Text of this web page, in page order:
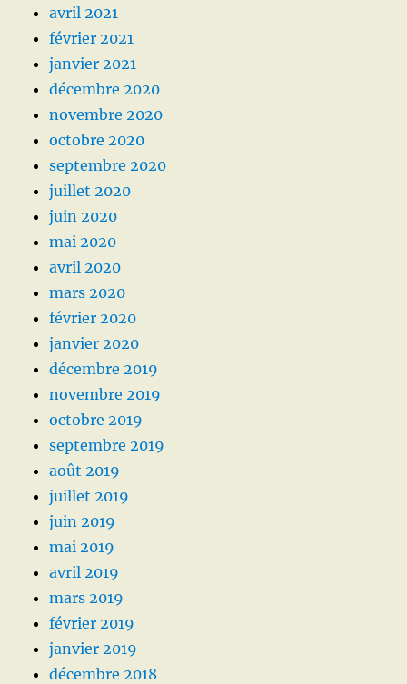
avril 2021
février 2021
janvier 2021
décembre 2020
novembre 2020
octobre 2020
septembre 2020
juillet 2020
juin 2020
mai 2020
avril 2020
mars 2020
février 2020
janvier 2020
décembre 2019
novembre 2019
octobre 2019
septembre 2019
août 2019
juillet 2019
juin 2019
mai 2019
avril 2019
mars 2019
février 2019
janvier 2019
décembre 2018